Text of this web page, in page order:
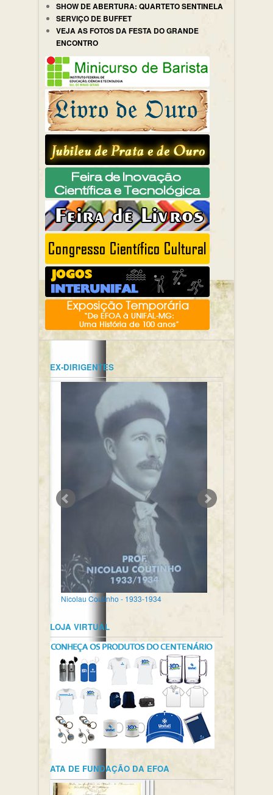
SHOW DE ABERTURA: QUARTETO SENTINELA
SERVIÇO DE BUFFET
VEJA AS FOTOS DA FESTA DO GRANDE
ENCONTRO
EX-DIRIGENTES
Nicolau Coutinho - 1933-1934
LOJA VIRTUAL
ATA DE FUNDAÇÃO DA EFOA